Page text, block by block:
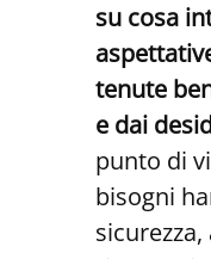
su cosa
tenute
e dai
punto di
bisogni